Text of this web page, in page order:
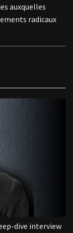
auxquelles
radicaux
dive interview